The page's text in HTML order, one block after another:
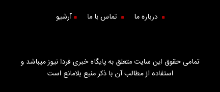
درباره ما تماس با ما آرشیو
تمامی حقوق این سایت متعلق به پایگاه خبری فردا نیوز میباشد و
استفاده از مطالب آن با ذکر منبع بلامانع است